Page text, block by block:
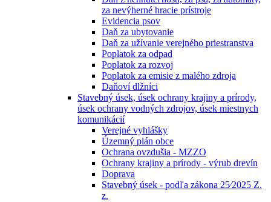
za nevýherné hracie prístroje
Evidencia psov
Daň za ubytovanie
Daň za užívanie verejného priestranstva
Poplatok za odpad
Poplatok za rozvoj
Poplatok za emisie z malého zdroja
Daňoví dlžníci
Stavebný úsek, úsek ochrany krajiny a prírody,
úsek ochrany vodných zdrojov, úsek miestnych
komunikácií
Verejné vyhlášky
Územný plán obce
Ochrana ovzdušia - MZZO
Ochrany krajiny a prírody - výrub drevín
Doprava
Stavebný úsek - podľa zákona 25⁄2025 Z.
z.